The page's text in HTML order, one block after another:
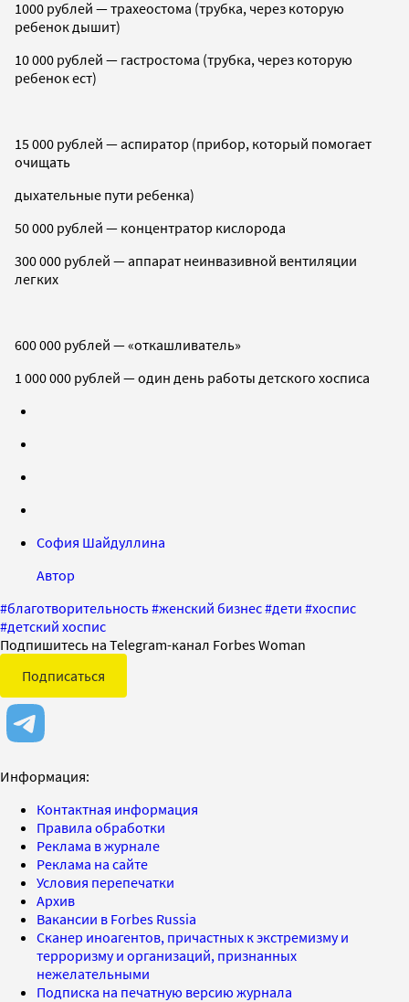
1000 рублей — трахеостома (трубка, через которую
ребенок дышит)
10 000 рублей — гастростома (трубка, через которую
ребенок ест)
15 000 рублей — аспиратор (прибор, который помогает
очищать
дыхательные пути ребенка)
50 000 рублей — концентратор кислорода
300 000 рублей — аппарат неинвазивной вентиляции
легких
600 000 рублей — «откашливатель»
1 000 000 рублей — один день работы детского хосписа
София Шайдуллина
Автор
#благотворительность#женский бизнес#дети #хоспис
#детский хоспис
Подпишитесь на Telegram-канал Forbes Woman
Подписаться
Информация:
Контактная информация
Правила обработки
Реклама в журнале
Реклама на сайте
Условия перепечатки
Архив
Вакансии в Forbes Russia
Сканер иноагентов, причастных к экстремизму и
терроризму и организаций, признанных
нежелательными
Подписка на печатную версию журнала